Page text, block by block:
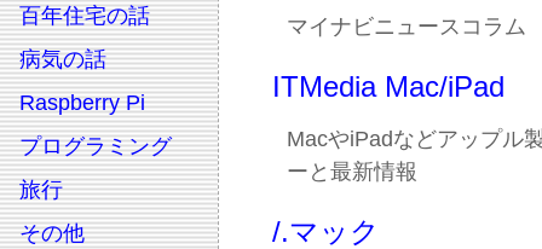
百年住宅の話
病気の話
Raspberry Pi
プログラミング
旅行
その他
マイナビニュースコラム
ITMedia Mac/iPad
MacやiPadなどアップル
ーと最新情報
/.マック